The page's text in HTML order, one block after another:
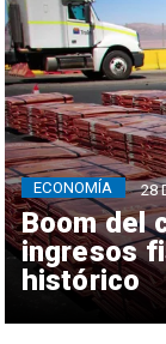
Boom del
ingresos
histórico
ECONOMÍA 28